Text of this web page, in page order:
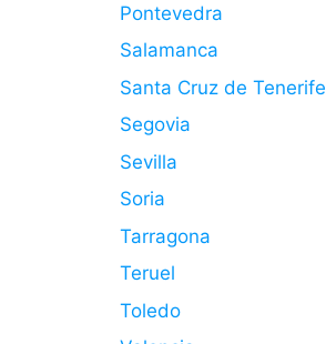
Pontevedra
Salamanca
Santa Cruz de Tenerife
Segovia
Sevilla
Soria
Tarragona
Teruel
Toledo